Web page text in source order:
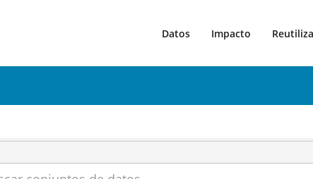
Datos Impacto